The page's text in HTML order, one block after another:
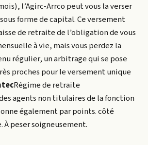
l’Agirc-Arrco peut vous la verser
forme de capital. Ce versement
de retraite de l’obligation de vous
à vie, mais vous perdez la
régulier, un arbitrage qui se pose
proches pour le versement unique
Régime de retraite
agents non titulaires de la fonction
également par points.côté
peser soigneusement.